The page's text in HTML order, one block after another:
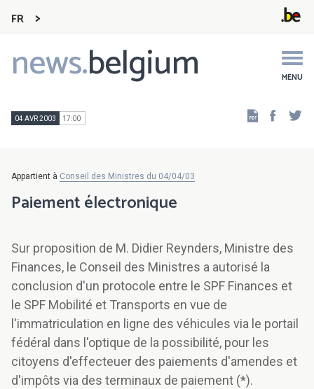
FR
news.belgium MENU
Main
navigation
04 AVR 2003 17:00
Appartient à Conseil des Ministres du 04/04/03
Paiement électronique
Sur proposition de M. Didier Reynders, Ministre des
Finances, le Conseil des Ministres a autorisé la
conclusion d'un protocole entre le SPF Finances et
le SPF Mobilité et Transports en vue de
l'immatriculation en ligne des véhicules via le portail
fédéral dans l'optique de la possibilité, pour les
citoyens d'effecteuer des paiements d'amendes et
d'impôts via des terminaux de paiement (*).